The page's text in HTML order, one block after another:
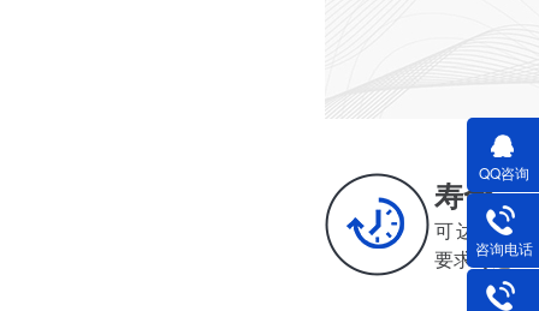
寿命
可达500-
要求可达
QQ咨询
咨询电话